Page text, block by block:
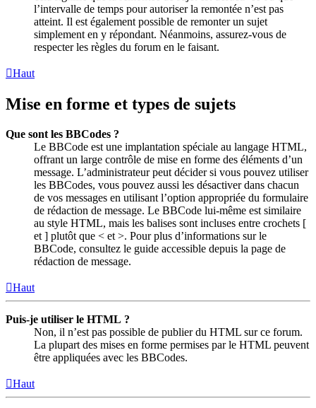
l’intervalle de temps pour autoriser la remontée n’est pas
atteint. Il est également possible de remonter un sujet
simplement en y répondant. Néanmoins, assurez-vous de
respecter les règles du forum en le faisant.
Haut
Mise en forme et types de sujets
Que sont les BBCodes ?
Le BBCode est une implantation spéciale au langage HTML,
offrant un large contrôle de mise en forme des éléments d’un
message. L’administrateur peut décider si vous pouvez utiliser
les BBCodes, vous pouvez aussi les désactiver dans chacun
de vos messages en utilisant l’option appropriée du formulaire
de rédaction de message. Le BBCode lui-même est similaire
au style HTML, mais les balises sont incluses entre crochets [
et ] plutôt que < et >. Pour plus d’informations sur le
BBCode, consultez le guide accessible depuis la page de
rédaction de message.
Haut
Puis-je utiliser le HTML ?
Non, il n’est pas possible de publier du HTML sur ce forum.
La plupart des mises en forme permises par le HTML peuvent
être appliquées avec les BBCodes.
Haut